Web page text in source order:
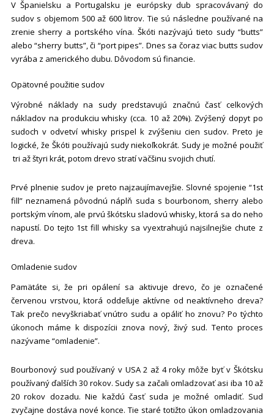
V Španielsku a Portugalsku je európsky dub spracovávaný do
sudov s objemom 500 až 600 litrov. Tie sú následne používané na
zrenie sherry a portského vína. Škóti nazývajú tieto sudy “butts”
alebo “sherry butts”, či “port pipes”. Dnes sa čoraz viac butts sudov
vyrába z amerického dubu. Dôvodom sú financie.
Opätovné použitie sudov
Výrobné náklady na sudy predstavujú značnú časť celkových
nákladov na produkciu whisky (cca. 10 až 20%). Zvýšený dopyt po
sudoch v odvetví whisky prispel k zvýšeniu cien sudov. Preto je
logické, že Škóti používajú sudy niekoľkokrát. Sudy je možné použiť
tri až štyri krát, potom drevo stratí väčšinu svojich chutí.
Prvé plnenie sudov je preto najzaujímavejšie. Slovné spojenie “1st
fill” neznamená pôvodnú náplň suda s bourbonom, sherry alebo
portským vínom, ale prvú škótsku sladovú whisky, ktorá sa do neho
napustí. Do tejto 1st fill whisky sa vyextrahujú najsilnejšie chute z
dreva.
Omladenie sudov
Pamätáte si, že pri opálení sa aktivuje drevo, čo je označené
červenou vrstvou, ktorá oddeľuje aktívne od neaktívneho dreva?
Tak prečo nevyškriabať vnútro sudu a opáliť ho znovu? Po týchto
úkonoch máme k dispozícii znova nový, živý sud. Tento proces
nazývame “omladenie”.
Bourbonový sud používaný v USA 2 až 4 roky môže byť v Škótsku
používaný ďalších 30 rokov. Sudy sa začali omladzovať asi iba 10 až
20 rokov dozadu. Nie každú časť suda je možné omladiť. Sud
zvyčajne dostáva nové konce. Tie staré totižto úkon omladzovania